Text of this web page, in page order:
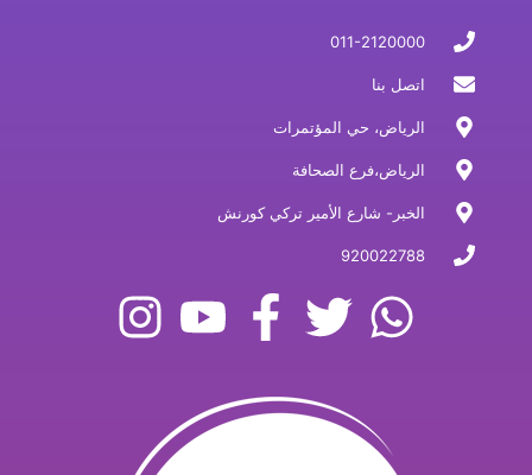
011-2120000
اتصل بنا
الرياض، حي المؤتمرات
الرياض،فرع الصحافة
الخبر- شارع الأمير تركي كورنش
920022788
W
a
t
T
i
F
c
Y
u
t
I
t